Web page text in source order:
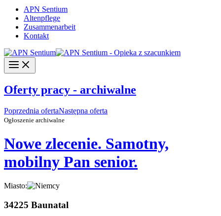
APN Sentium
Altenpflege
Zusammenarbeit
Kontakt
Oferty pracy - archiwalne
Poprzednia ofertaNastępna oferta
Ogłoszenie archiwalne
Nowe zlecenie. Samotny,
mobilny Pan senior.
Miasto:
34225 Baunatal